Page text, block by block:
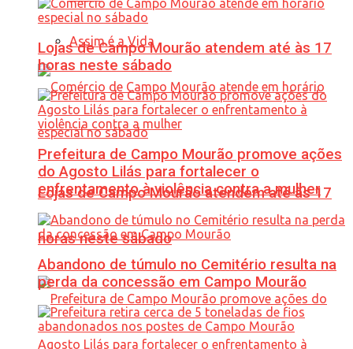
Assim é a Vida
Lojas de Campo Mourão atendem até às 17
horas neste sábado
Lojas de Campo Mourão atendem até às 17
horas neste sábado
Prefeitura de Campo Mourão promove ações
do Agosto Lilás para fortalecer o
enfrentamento à violência contra a mulher
Abandono de túmulo no Cemitério resulta na
perda da concessão em Campo Mourão